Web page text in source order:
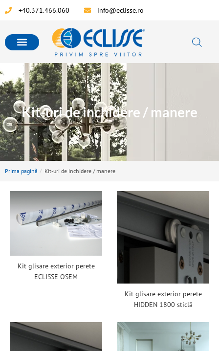
+40.371.466.060 info@eclisse.ro
Kit-uri de inchidere / manere
Prima pagină / Kit-uri de inchidere / manere
Kit glisare exterior perete
ECLISSE OSEM
Kit glisare exterior perete
HIDDEN 1800 sticlă